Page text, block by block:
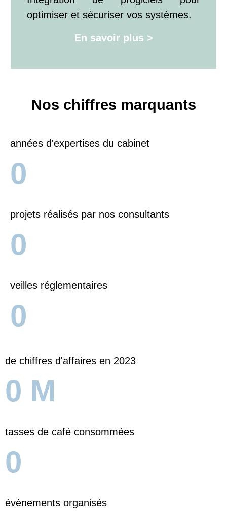
optimiser et sécuriser vos systèmes.
En savoir plus >
Nos chiffres marquants
années d'expertises du cabinet
0
projets réalisés par nos consultants
0
veilles réglementaires
0
de chiffres d'affaires en 2023
0 M
tasses de café consommées
0
évènements organisés